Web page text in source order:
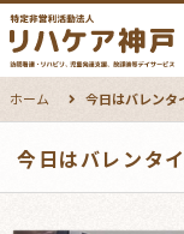
ホーム 今日はバレンタ
今日はバレンタ